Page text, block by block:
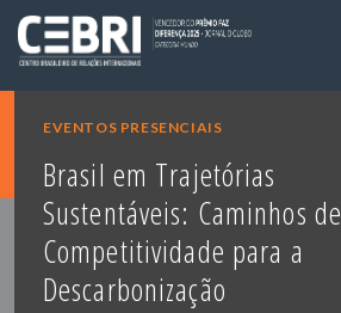
EVENTOS PRESENCIAIS
Brasil em Trajetórias
Sustentáveis: Caminhos de
Competitividade para a
Descarbonização